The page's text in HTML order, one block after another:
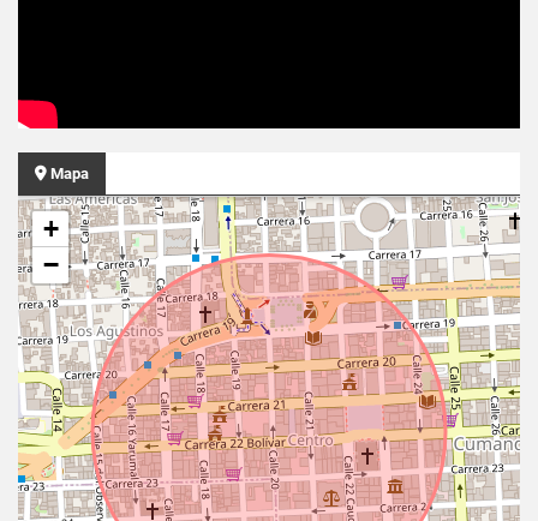
Mapa
+
−